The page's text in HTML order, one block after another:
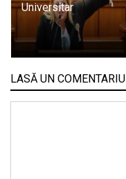
Universitar
LASĂ UN COMENTARIU